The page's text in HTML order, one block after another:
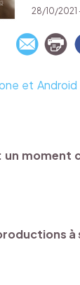
28/10/2021
et Android
un moment
à